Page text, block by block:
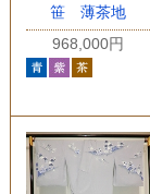
笹 薄茶地
968,000円